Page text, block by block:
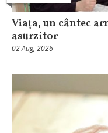
Viaţa, un cântec
asurzitor
02 Aug, 2026